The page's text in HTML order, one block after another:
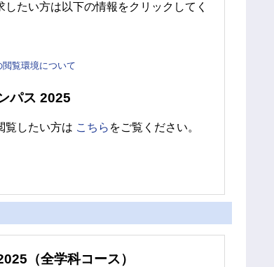
たい方は以下の情報をクリックしてく
覧環境について
パス 2025
覧したい方は こちら をご覧ください。
（全学科コース）